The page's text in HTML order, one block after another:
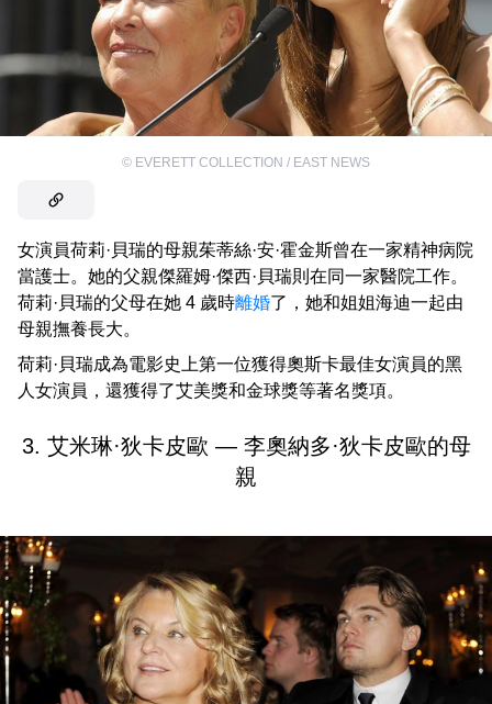
© EVERETT COLLECTION / EAST NEWS
女演員荷莉·貝瑞的母親茱蒂絲·安·霍金斯曾在一家精神病院
當護士。她的父親傑羅姆·傑西·貝瑞則在同一家醫院工作。
荷莉·貝瑞的父母在她 4 歲時離婚了，她和姐姐海迪一起由
母親撫養長大。
荷莉·貝瑞成為電影史上第一位獲得奧斯卡最佳女演員的黑
人女演員，還獲得了艾美獎和金球獎等著名獎項。
3. 艾米琳·狄卡皮歐 — 李奧納多·狄卡皮歐的母
親